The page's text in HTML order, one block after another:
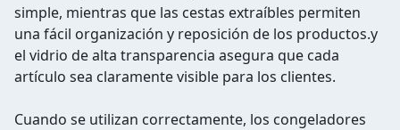
simple, mientras que las cestas extraíbles permiten
una fácil organización y reposición de los productos.y
el vidrio de alta transparencia asegura que cada
artículo sea claramente visible para los clientes.
Cuando se utilizan correctamente, los congeladores